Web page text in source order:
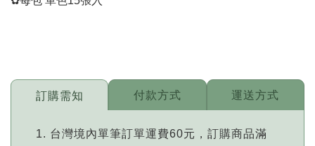
訂購需知
台灣境內單筆訂單運費60元，訂購商品滿
付款方式 運送方式